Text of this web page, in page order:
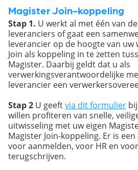
Magister Join-koppeling
Stap 1. U werkt al met één van
leveranciers of gaat een
leverancier op de hoogte van uw
Join als koppeling in te zetten
Magister. Daarbij geldt dat u als
verwerkingsverantwoordelijke
leverancier een
Stap 2 U geeftvia dit formulier
willen profiteren van snelle,
uitwisseling met uw eigen
Magister Join-koppeling. Er is
voor aanmelden, voor HR en
terugschrijven.